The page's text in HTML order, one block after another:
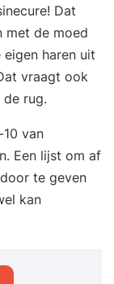
Dat
met de moed
haren uit
vraagt ook
rug.
van
Een lijst om af
te geven
kan